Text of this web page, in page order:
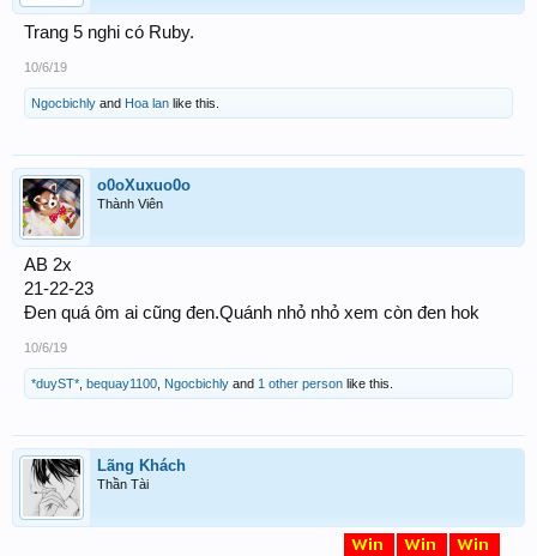
Trang 5 nghi có Ruby.
10/6/19
Ngocbichly and Hoa lan like this.
o0oXuxuo0o
Thành Viên
AB 2x
21-22-23
Đen quá ôm ai cũng đen.Quánh nhỏ nhỏ xem còn đen hok
10/6/19
*duyST* bequay1100 Ngocbichly and 1 other person like this.
Lãng Khách
Thần Tài